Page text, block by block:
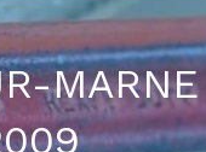
MARNE